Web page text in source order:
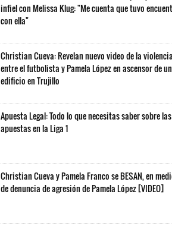
infiel con Melissa Klug: "Me cuenta que tuvo
con ella"
Christian Cueva: Revelan nuevo video de la
entre el futbolista y Pamela López en ascensor de un
edificio en Trujillo
Apuesta Legal: Todo lo que necesitas saber sobre las
apuestas en la Liga 1
Christian Cueva y Pamela Franco se BESAN, en
de denuncia de agresión de Pamela López [VIDEO]